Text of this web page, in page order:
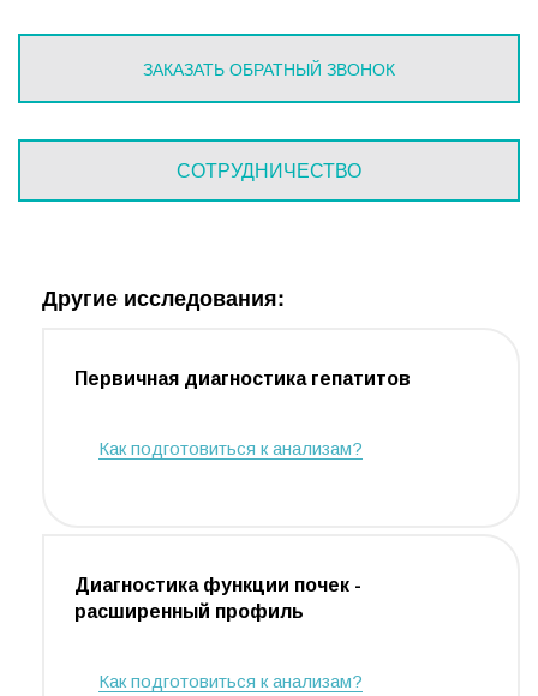
ЗАКАЗАТЬ ОБРАТНЫЙ ЗВОНОК
СОТРУДНИЧЕСТВО
Другие исследования:
Первичная диагностика гепатитов
Как подготовиться к анализам?
Диагностика функции почек -
расширенный профиль
Как подготовиться к анализам?